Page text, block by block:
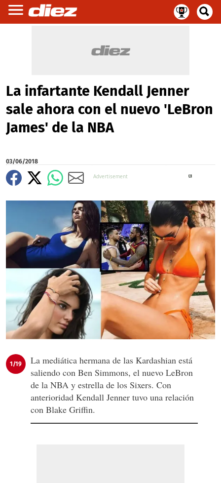
La infartante Kendall Jenner
sale ahora con el nuevo 'LeBron
James' de la NBA
03/06/2018
1/19
La mediática hermana de las Kardashian está
saliendo con Ben Simmons, el nuevo LeBron
de la NBA y estrella de los Sixers. Con
anterioridad Kendall Jenner tuvo una relación
con Blake Griffin.
X